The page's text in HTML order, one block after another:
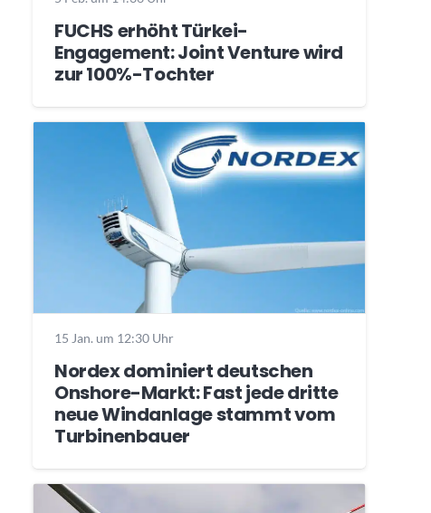
FUCHS erhöht Türkei-
Engagement: Joint Venture wird
zur 100%-Tochter
15 Jan. um 12:30 Uhr
Nordex dominiert deutschen
Onshore-Markt: Fast jede dritte
neue Windanlage stammt vom
Turbinenbauer